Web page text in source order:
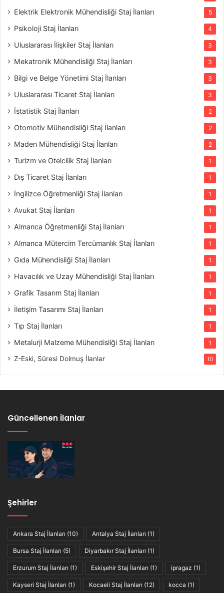
Elektrik Elektronik Mühendisliği Staj İlanları 5
Psikoloji Staj İlanları 4
Uluslararası İlişkiler Staj İlanları 3
Mekatronik Mühendisliği Staj İlanları 3
Bilgi ve Belge Yönetimi Staj İlanları 3
Uluslararası Ticaret Staj İlanları 3
İstatistik Staj İlanları 2
Otomotiv Mühendisliği Staj İlanları 2
Maden Mühendisliği Staj İlanları 2
Turizm ve Otelcilik Staj İlanları 1
Dış Ticaret Staj İlanları 1
İngilizce Öğretmenliği Staj İlanları 1
Avukat Staj İlanları 1
Almanca Öğretmenliği Staj İlanları 1
Almanca Mütercim Tercümanlık Staj İlanları 1
Gıda Mühendisliği Staj İlanları 1
Havacılık ve Uzay Mühendisliği Staj İlanları 1
Grafik Tasarım Staj İlanları 1
İletişim Tasarımı Staj İlanları 1
Tıp Staj İlanları 1
Metalurji Malzeme Mühendisliği Staj İlanları 1
Z-Eski, Süresi Dolmuş İlanlar 10
Güncellenen İlanlar
Şehirler
Ankara Staj İlanları (10) Antalya Staj İlanları (1)
Bursa Staj İlanları (5) Diyarbakır Staj İlanları (1)
Erzurum Staj İlanları (1) Eskişehir Staj İlanları (1) ipragaz (1)
Kayseri Staj İlanları (1) Kocaeli Staj İlanları (12) kocca (1)